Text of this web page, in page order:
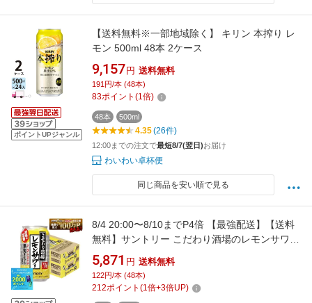
ポイントUPジャンル
【送料無料※一部地域除く】 キリン 本搾り レ
モン 500ml 48本 2ケース
9,157 円 送料無料
191円/本 (48本)
83ポイント (1倍)
48本 500ml
4.35(26件)
12:00までの注文で最短8/7(翌日)お届け
わいわい卓杯便
同じ商品を安い順で見る
8/4 20:00〜8/10までP4倍 【最強配送】【送料
無料】サントリー こだわり酒場のレモンサワー
350ml×2ケース/48本 YTR 酎ハイ syn
5,871 円 送料無料
122円/本 (48本)
212ポイント (1倍+3倍UP)